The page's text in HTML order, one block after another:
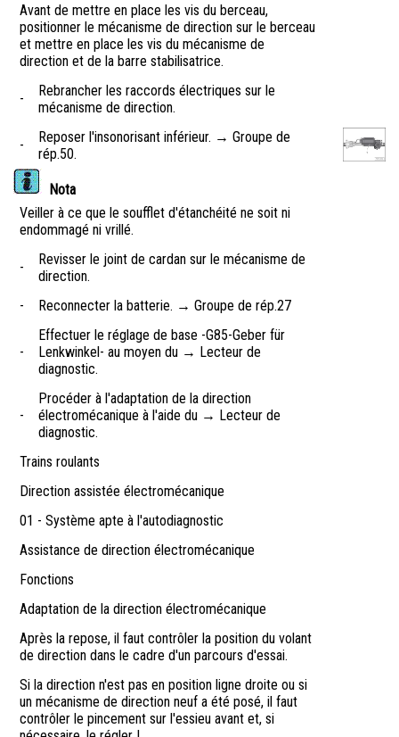
Avant de mettre en place les vis du berceau,
positionner le mécanisme de direction sur le berceau
et mettre en place les vis du mécanisme de
direction et de la barre stabilisatrice.
-
Rebrancher les raccords électriques sur le
mécanisme de direction.
-
Reposer l'insonorisant inférieur. → Groupe de
rép.50.
Nota
Veiller à ce que le soufflet d'étanchéité ne soit ni
endommagé ni vrillé.
-
Revisser le joint de cardan sur le mécanisme de
direction.
-
Reconnecter la batterie. → Groupe de rép.27
-
Effectuer le réglage de base -G85-Geber für
Lenkwinkel- au moyen du → Lecteur de
diagnostic.
-
Procéder à l'adaptation de la direction
électromécanique à l'aide du → Lecteur de
diagnostic.
Trains roulants
Direction assistée électromécanique
01 - Système apte à l'autodiagnostic
Assistance de direction électromécanique
Fonctions
Adaptation de la direction électromécanique
Après la repose, il faut contrôler la position du volant
de direction dans le cadre d'un parcours d'essai.
Si la direction n'est pas en position ligne droite ou si
un mécanisme de direction neuf a été posé, il faut
contrôler le pincement sur l'essieu avant et, si